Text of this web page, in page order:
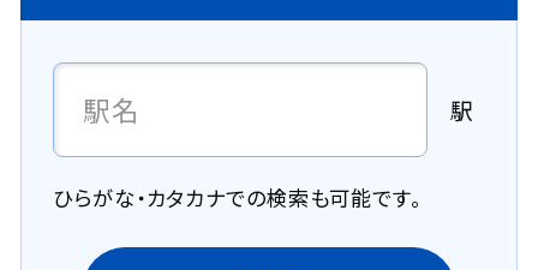
駅
ひらがな・カタカナでの検索も可能です。